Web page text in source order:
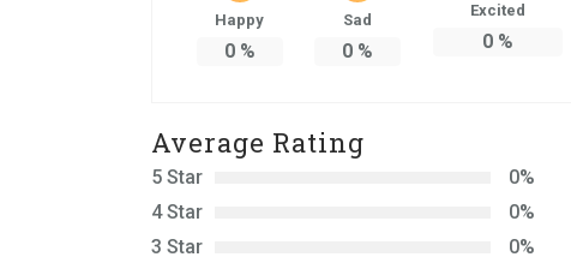
Happy
0%
Sad
0 %
Excited
0 %
Average Rating
5 Star
0%
4 Star
0%
3 Star
0%